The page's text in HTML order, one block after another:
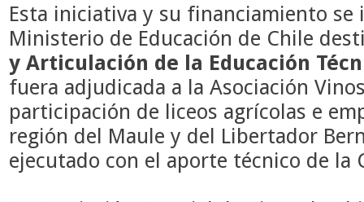
Esta iniciativa y su financiamiento se
Ministerio de Educación de Chile
y Articulación de la Educación
fuera adjudicada a la Asociación
participación de liceos agrícolas e
región del Maule y del Libertador
ejecutado con el aporte técnico de